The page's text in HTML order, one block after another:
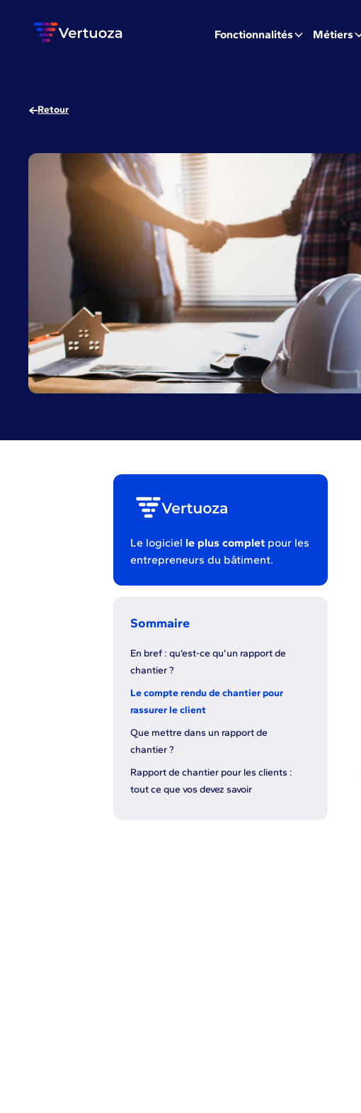
Fonctionnalités Métiers
Retour
Le logiciel le plus complet pour les
entrepreneurs du bâtiment.
Sommaire
En bref : qu’est-ce qu’un rapport de
chantier ?
Le compte rendu de chantier pour
rassurer le client
Que mettre dans un rapport de
chantier ?
Rapport de chantier pour les clients :
tout ce que vos devez savoir